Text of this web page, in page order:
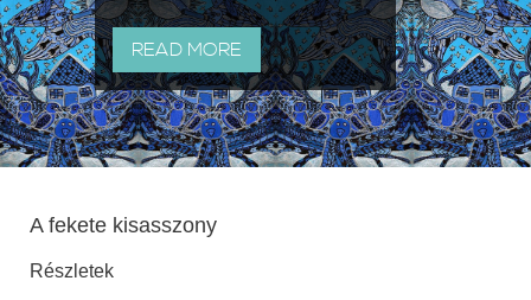
READ MORE
A fekete kisasszony
Részletek